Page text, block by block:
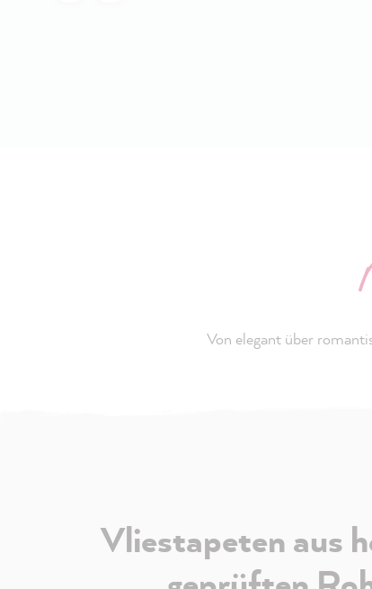
Von elegant über
Vliestapeten aus